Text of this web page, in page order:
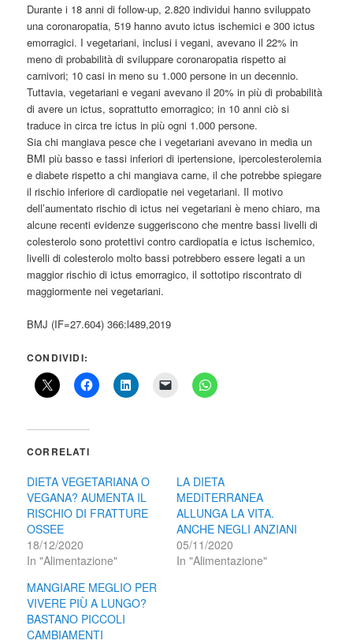
Durante i 18 anni di follow-up, 2.820 individui hanno sviluppato
una coronaropatia, 519 hanno avuto ictus ischemici e 300 ictus
emorragici. I vegetariani, inclusi i vegani, avevano il 22% in
meno di probabilità di sviluppare coronaropatia rispetto ai
carnivori; 10 casi in meno su 1.000 persone in un decennio.
Tuttavia, vegetariani e vegani avevano il 20% in più di probabilità
di avere un ictus, soprattutto emorragico; in 10 anni ciò si
traduce in circa tre ictus in più ogni 1.000 persone.
Sia chi mangiava pesce che i vegetariani avevano in media un
BMI più basso e tassi inferiori di ipertensione, ipercolesterolemia
e diabete rispetto a chi mangiava carne, il che potrebbe spiegare
il rischio inferiore di cardiopatie nei vegetariani. Il motivo
dell’aumentato rischio di ictus nei vegetariani è meno chiaro, ma
alcune recenti evidenze suggeriscono che mentre bassi livelli di
colesterolo sono protettivi contro cardiopatia e ictus ischemico,
livelli di colesterolo molto bassi potrebbero essere legati a un
maggior rischio di ictus emorragico, il sottotipo riscontrato di
maggiormente nei vegetariani.
BMJ (IF=27.604) 366:l489,2019
CONDIVIDI:
CORRELATI
DIETA VEGETARIANA O
VEGANA? AUMENTA IL
RISCHIO DI FRATTURE
OSSEE
18/12/2020
In "Alimentazione"
LA DIETA
MEDITERRANEA
ALLUNGA LA VITA.
ANCHE NEGLI ANZIANI
05/11/2020
In "Alimentazione"
MANGIARE MEGLIO PER
VIVERE PIÙ A LUNGO?
BASTANO PICCOLI
CAMBIAMENTI